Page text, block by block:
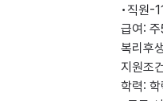
•직원-
급여:
복리후
지원조
학력: